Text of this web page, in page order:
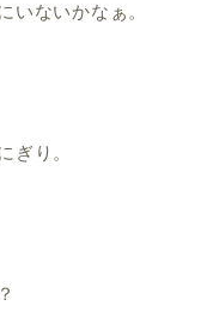
いないかなぁ。
ぎり。